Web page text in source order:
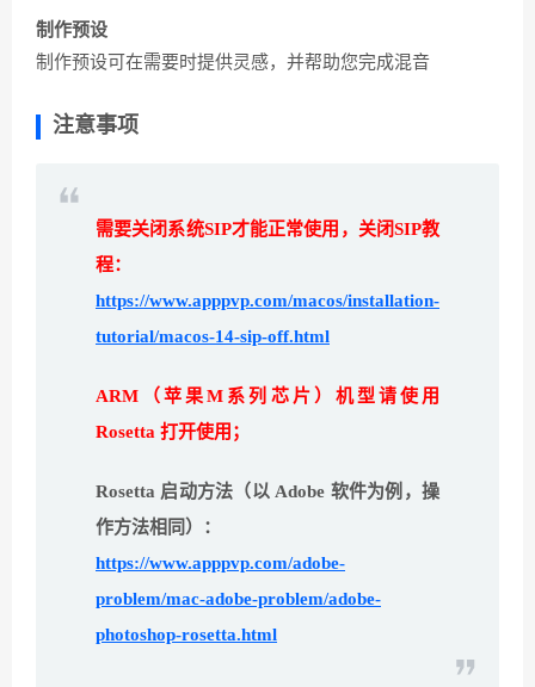
制作预设
制作预设可在需要时提供灵感，并帮助您完成混音
注意事项
需要关闭系统SIP才能正常使用，关闭SIP教
程：
https://www.apppvp.com/macos/installation-
tutorial/macos-14-sip-off.html
ARM（苹果M系列芯片）机型请使用
Rosetta 打开使用；
Rosetta 启动方法（以 Adobe 软件为例，操
作方法相同）：
https://www.apppvp.com/adobe-
problem/mac-adobe-problem/adobe-
photoshop-rosetta.html